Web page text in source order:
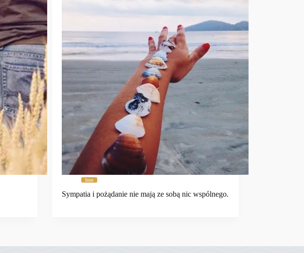
Inne
Sympatia i pożądanie nie mają ze sobą nic wspólnego.